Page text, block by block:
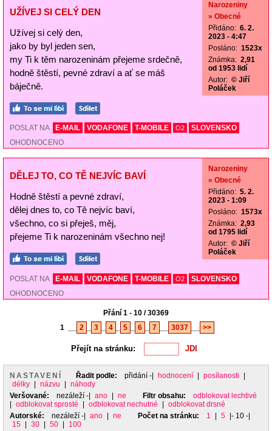
UŽÍVEJ SI CELÝ DEN
Užívej si celý den,
jako by byl jeden sen,
my Ti k těm narozeninám přejeme srdečně,
hodně štěstí, pevné zdraví a ať se máš
báječně.
Narozeniny
» Obecné
Přidáno: 6. 2.
2023 - 4:47
Posláno: 1523x
Známka: 2,91
od 1953 lidí
Autor: © Jiří
Poláček
POSLAT NA E-MAIL VODAFONE T-MOBILE O2
SLOVENSKO
OHODNOCENO
DĚLEJ TO, CO TĚ NEJVÍC BAVÍ
Hodně štěstí a pevné zdraví,
dělej dnes to, co Tě nejvíc baví,
všechno, co si přeješ, měj,
přejeme Ti k narozeninám všechno nej!
Narozeniny
» Obecné
Přidáno: 5. 2.
2023 - 1:09
Posláno: 1573x
Známka: 2,93
od 1795 lidí
Autor: © Jiří
Poláček
POSLAT NA E-MAIL VODAFONE T-MOBILE O2
SLOVENSKO
OHODNOCENO
Přání 1 - 10 / 30369
1
2 3 4 5 6 7 3037 >>
Přejít na stránku:
NASTAVENÍ Řadit podle: přidání -| hodnocení posílanosti
délky
názvu
náhody
Veršované:
nezáleží -| ano ne Filtr obsahu:
odblokovat lechtivé
odblokovat sprosté odblokovat nechutné
odblokovat drsné
Autorské:
nezáleží -| ano ne Počet na stránku: 1 5
|- 10 -|
15
30 50
100